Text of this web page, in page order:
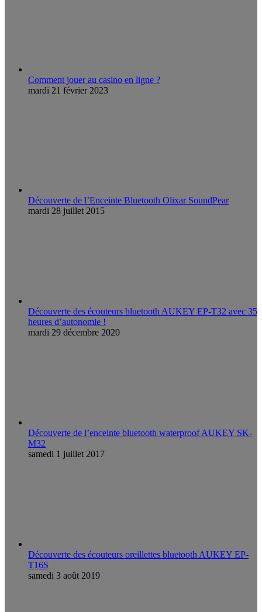
Comment jouer au casino en ligne ?
mardi 21 février 2023
Découverte de l’Enceinte Bluetooth Olixar SoundPear
mardi 28 juillet 2015
Découverte des écouteurs bluetooth AUKEY EP-T32 avec 35
heures d’autonomie !
mardi 29 décembre 2020
Découverte de l’enceinte bluetooth waterproof AUKEY SK-
M32
samedi 1 juillet 2017
Découverte des écouteurs oreillettes bluetooth AUKEY EP-
T16S
samedi 3 août 2019